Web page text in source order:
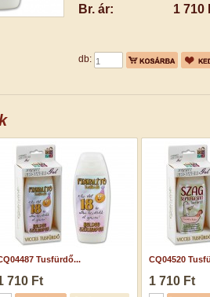
Br. ár: 1 710
db:
Tusfürdő...
710 Ft
CQ04520
1 710 Ft